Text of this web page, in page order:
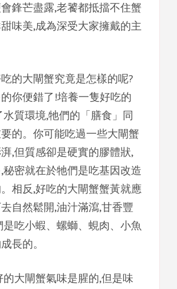
鋒芒盡露,老饕都抵擋不住蟹
味美,成為深受大家擁戴的主
的大閘蟹究竟是怎樣的呢?
你便錯了!培養一隻好吃的
水質環境,牠們的「膳食」同
的。你可能吃過一些大閘蟹
,但質感卻是硬實的膠體狀,
秘密就在於牠們是吃基因改造
相反,好吃的大閘蟹蟹黃就應
自然鬆開,油汁滿瀉,甘香豐
是吃小蝦、螺螄、蜆肉、小魚
長的。
的大閘蟹氣味是腥的,但是味